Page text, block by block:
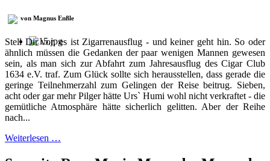
von Magnus Enßle
Stell Dir vor, es ist Zigarrenausflug - und keiner geht hin. So oder
ähnlich müssen die Gedanken der paar wenigen Mannen gewesen
sein, als man sich zur Abfahrt zum Jahresausflug des Cigar Club
1634 e.V. traf. Zum Glück sollte sich herausstellen, dass gerade die
geringe Teilnehmerzahl zum Gelingen der Reise beitrug. Sieben,
acht oder gar mehr Pilger hätte Urs` Humi wohl nicht verkraftet - die
gemütliche Atmosphäre hätte sicherlich gelitten. Aber der Reihe
nach...
Weiterlesen …